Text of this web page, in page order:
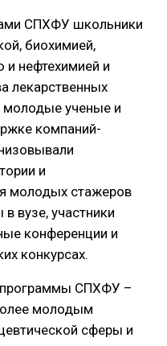
СПХФУ школьники
биохимией,
нефтехимией и
лекарственных
молодые ученые и
компаний-
и
молодых стажеров
вузе, участники
конференции и
конкурсах.
программы СПХФУ –
молодым
сферы и